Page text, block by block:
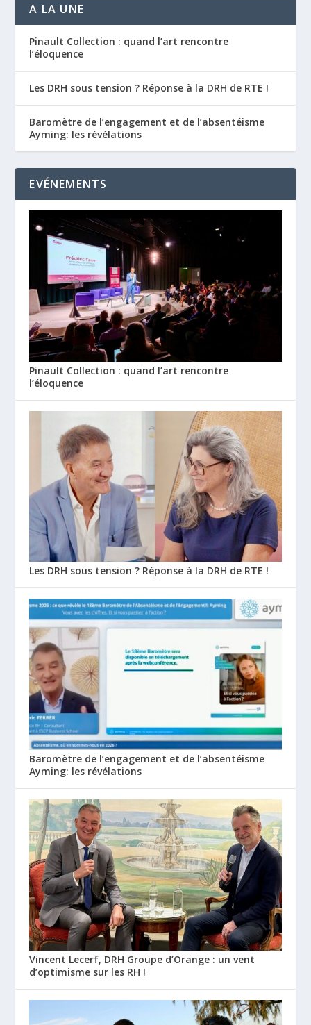
A LA UNE
Pinault Collection : quand l’art rencontre
l’éloquence
Les DRH sous tension ? Réponse à la DRH de RTE !
Baromètre de l’engagement et de l’absentéisme
Ayming: les révélations
EVÉNEMENTS
Pinault Collection : quand l’art rencontre
l’éloquence
Les DRH sous tension ? Réponse à la DRH de RTE !
Baromètre de l’engagement et de l’absentéisme
Ayming: les révélations
Vincent Lecerf, DRH Groupe d’Orange : un vent
d’optimisme sur les RH !